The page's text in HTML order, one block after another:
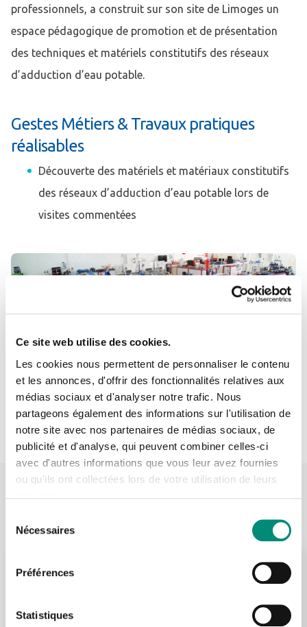
Ce site web utilise des cookies.
Les cookies nous permettent de personnaliser le contenu
et les annonces, d'offrir des fonctionnalités relatives aux
médias sociaux et d'analyser notre trafic. Nous
partageons également des informations sur l'utilisation de
notre site avec nos partenaires de médias sociaux, de
publicité et d'analyse, qui peuvent combiner celles-ci
avec d'autres informations que vous leur avez fournies
ou qu'ils ont collectées lors de votre utilisation de leurs
Nécessaires
Préférences
Statistiques
professionnels, a construit sur son site de Limoges un
espace pédagogique de promotion et de présentation
des techniques et matériels constitutifs des réseaux
d’adduction d’eau potable.
Gestes Métiers & Travaux pratiques
réalisables
Découverte des matériels et matériaux constitutifs
des réseaux d’adduction d’eau potable lors de
visites commentées
Réf : SC013
Se connecter
J'ai déjà un compte
Adresse email *